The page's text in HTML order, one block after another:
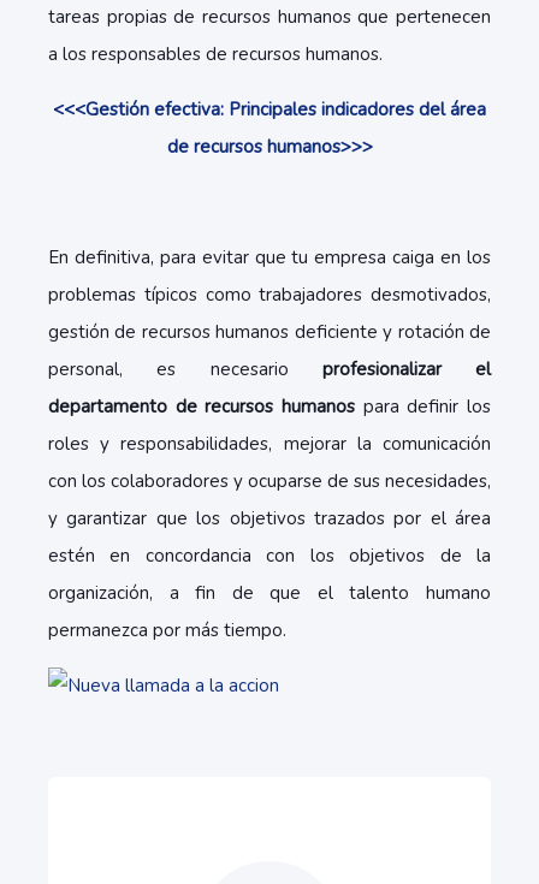
tareas propias de recursos humanos que pertenecen
a los responsables de recursos humanos.
<<<Gestión efectiva: Principales indicadores del área
de recursos humanos>>>
En definitiva, para evitar que tu empresa caiga en los
problemas típicos como trabajadores desmotivados,
gestión de recursos humanos deficiente y rotación de
personal, es necesario profesionalizar el
departamento de recursos humanos para definir los
roles y responsabilidades, mejorar la comunicación
con los colaboradores y ocuparse de sus necesidades,
y garantizar que los objetivos trazados por el área
estén en concordancia con los objetivos de la
organización, a fin de que el talento humano
permanezca por más tiempo.